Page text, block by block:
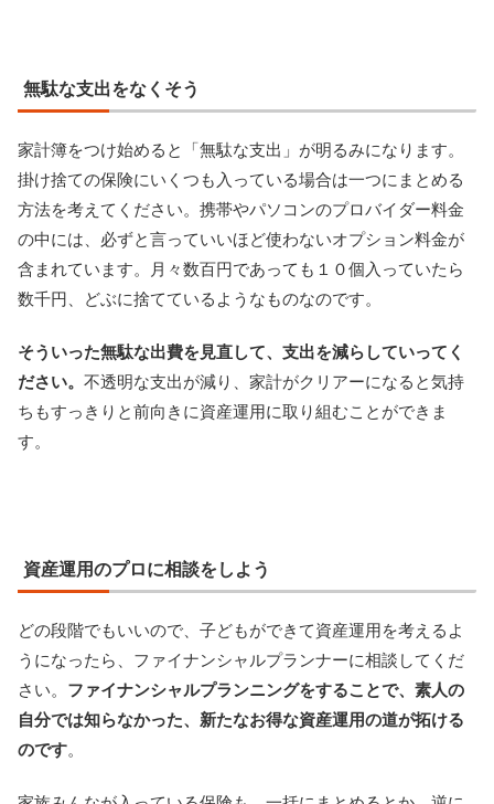
無駄な支出をなくそう
家計簿をつけ始めると「無駄な支出」が明るみになります。
掛け捨ての保険にいくつも入っている場合は一つにまとめる
方法を考えてください。携帯やパソコンのプロバイダー料金
の中には、必ずと言っていいほど使わないオプション料金が
含まれています。月々数百円であっても１０個入っていたら
数千円、どぶに捨てているようなものなのです。
そういった無駄な出費を見直して、支出を減らしていってく
ださい。 不透明な支出が減り、家計がクリアーになると気持
ちもすっきりと前向きに資産運用に取り組むことができま
す。
資産運用のプロに相談をしよう
どの段階でもいいので、子どもができて資産運用を考えるよ
うになったら、ファイナンシャルプランナーに相談してくだ
さい。 ファイナンシャルプランニングをすることで、素人の
自分では知らなかった、新たなお得な資産運用の道が拓ける
のです。